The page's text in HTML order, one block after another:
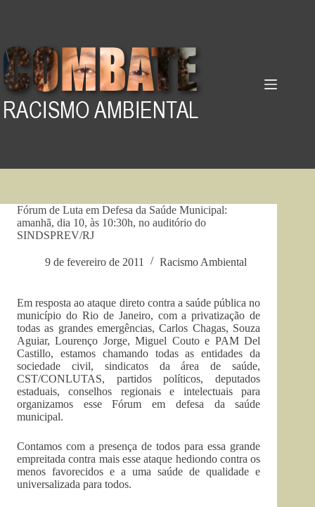
Fórum de Luta em Defesa da Saúde Municipal:
amanhã, dia 10, às 10:30h, no auditório do
SINDSPREV/RJ
9 de fevereiro de 2011 Racismo Ambiental
Em resposta ao ataque direto contra a saúde pública no
município do Rio de Janeiro, com a privatização de
todas as grandes emergências, Carlos Chagas, Souza
Aguiar, Lourenço Jorge, Miguel Couto e PAM Del
Castillo, estamos chamando todas as entidades da
sociedade civil, sindicatos da área de saúde,
CST/CONLUTAS, partidos políticos, deputados
estaduais, conselhos regionais e intelectuais para
organizamos esse Fórum em defesa da saúde
municipal.
Contamos com a presença de todos para essa grande
empreitada contra mais esse ataque hediondo contra os
menos favorecidos e a uma saúde de qualidade e
universalizada para todos.